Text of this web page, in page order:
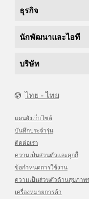
ธุรกิจ
นักพัฒนาและไอที
บริษัท
ไทย - ไทย
แผนผังเว็บไซต์
บันทึกประจำรุ่น
ติดต่อเรา
ความเป็นส่วนตัวและคุกกี้
ข้อกำหนดการใช้งาน
ความเป็นส่วนตัวด้านสุขภา
เครื่องหมายการค้า